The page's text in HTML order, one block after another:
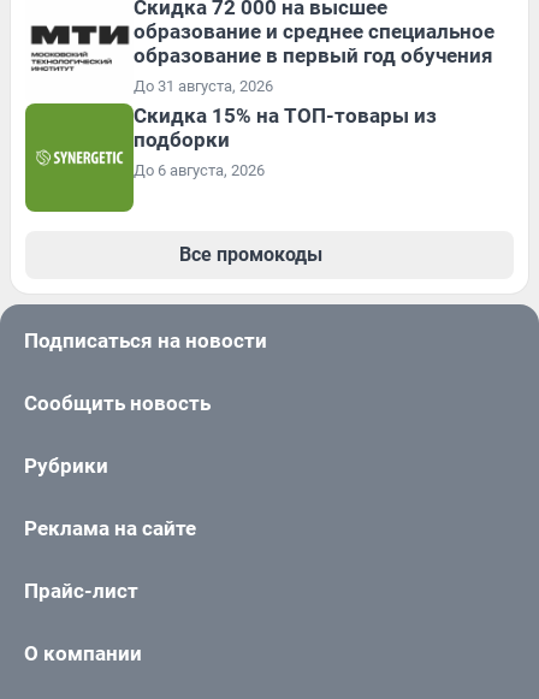
Скидка 72 000 на высшее
образование и среднее специальное
образование в первый год обучения
До 31 августа, 2026
Скидка 15% на ТОП-товары из
подборки
До 6 августа, 2026
Все промокоды
Подписаться на новости
Сообщить новость
Рубрики
Реклама на сайте
Прайс-лист
О компании